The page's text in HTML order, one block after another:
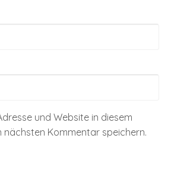
und Website in diesem
nächsten Kommentar speichern.